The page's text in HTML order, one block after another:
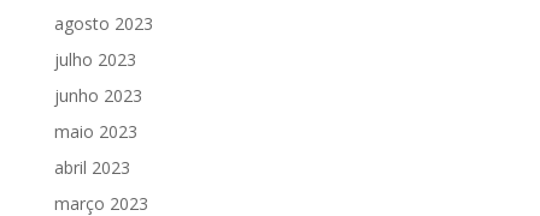
agosto 2023
julho 2023
junho 2023
maio 2023
abril 2023
março 2023